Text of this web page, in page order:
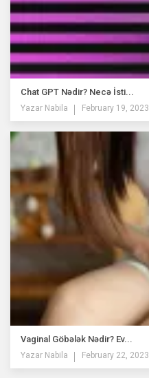
Chat GPT Nədir? Necə İsti...
Yazar Nabila February 19, 2023
Vaginal Göbələk Nədir? Ev...
Yazar Nabila February 22, 2023